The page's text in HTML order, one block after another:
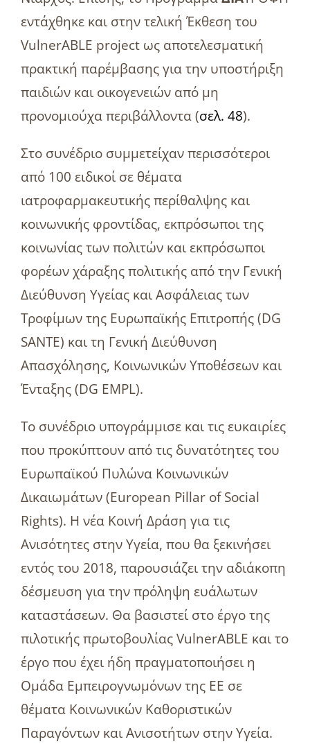
εντάχθηκε και στην τελική Έκθεση του
VulnerABLE project ως αποτελεσματική
πρακτική παρέμβασης για την υποστήριξη
παιδιών και οικογενειών από μη
προνομιούχα περιβάλλοντα (σελ. 48).
Στο συνέδριο συμμετείχαν περισσότεροι
από 100 ειδικοί σε θέματα
ιατροφαρμακευτικής περίθαλψης και
κοινωνικής φροντίδας, εκπρόσωποι της
κοινωνίας των πολιτών και εκπρόσωποι
φορέων χάραξης πολιτικής από την Γενική
Διεύθυνση Υγείας και Ασφάλειας των
Τροφίμων της Ευρωπαϊκής Επιτροπής (DG
SANTE) και τη Γενική Διεύθυνση
Απασχόλησης, Κοινωνικών Υποθέσεων και
Ένταξης (DG EMPL).
Το συνέδριο υπογράμμισε και τις ευκαιρίες
που προκύπτουν από τις δυνατότητες του
Ευρωπαϊκού Πυλώνα Κοινωνικών
Δικαιωμάτων (European Pillar of Social
Rights). Η νέα Κοινή Δράση για τις
Ανισότητες στην Υγεία, που θα ξεκινήσει
εντός του 2018, παρουσιάζει την αδιάκοπη
δέσμευση για την πρόληψη ευάλωτων
καταστάσεων. Θα βασιστεί στο έργο της
πιλοτικής πρωτοβουλίας VulnerABLE και το
έργο που έχει ήδη πραγματοποιήσει η
Ομάδα Εμπειρογνωμόνων της ΕΕ σε
θέματα Κοινωνικών Καθοριστικών
Παραγόντων και Ανισοτήτων στην Υγεία.